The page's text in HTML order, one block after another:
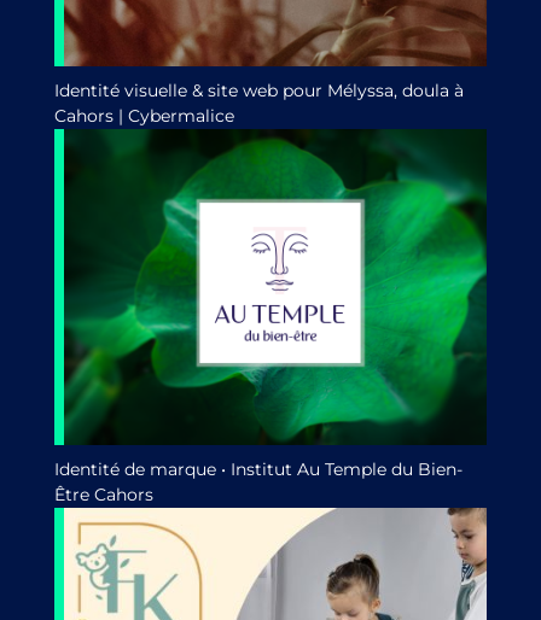
Identité visuelle & site web pour Mélyssa, doula à
Cahors | Cybermalice
Identité de marque • Institut Au Temple du Bien-
Être Cahors